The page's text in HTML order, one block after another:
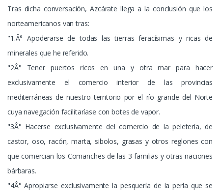
Tras dicha conversación, Azcárate llega a la conclusión que los
norteamericanos van tras:
"1.Â° Apoderarse de todas las tierras feracísimas y ricas de
minerales que he referido.
"2Â° Tener puertos ricos en una y otra mar para hacer
exclusivamente el comercio interior de las provincias
mediterráneas de nuestro territorio por el río grande del Norte
cuya navegación facilitaríase con botes de vapor.
"3Â° Hacerse exclusivamente del comercio de la peletería, de
castor, oso, racón, marta, sibolos, grasas y otros reglones con
que comercian los Comanches de las 3 familias y otras naciones
bárbaras.
"4Â° Apropiarse exclusivamente la pesquería de la perla que se